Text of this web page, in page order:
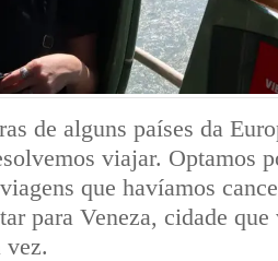
de alguns países da
viajar. Optamos
que havíamos
para Veneza, cidade
vez.